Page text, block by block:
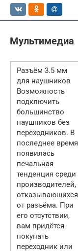
Мультимедиа
Разъём 3.5 мм
для наушников
Возможность
подключить
большинство
наушников без
переходников. В
последнее время
появилась
печальная
тенденция среди
производителей,
отказывающихся
от разъёма. При
его отсутствии,
вам придётся
покупать
переходник или